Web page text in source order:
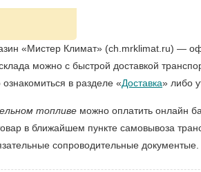
«Мистер Климат» (ch.mrklimat.ru) —
можно с быстрой доставкой
в разделе «Доставка» либо
топливе можно оплатить онлайн
в ближайшем пункте самовывоза
сопроводительные документые.